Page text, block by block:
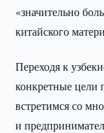
«значительно
китайского
Переходя к
конкретные цели
встретимся со
и